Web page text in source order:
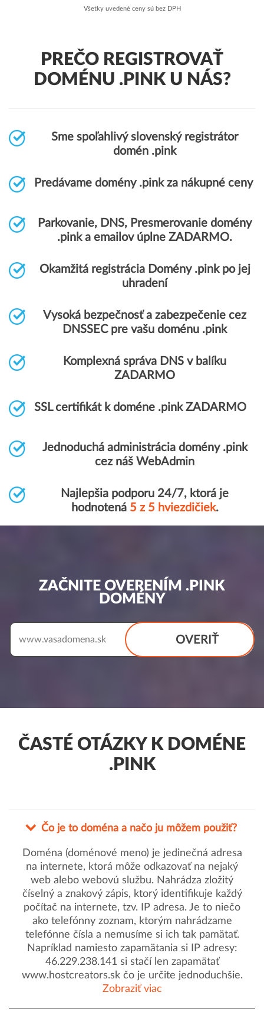
Všetky uvedené ceny sú bez DPH
PREČO REGISTROVAŤ
DOMÉNU .PINK U NÁS?
Sme spoľahlivý slovenský registrátor
domén .pink
Predávame domény .pink za nákupné ceny
Parkovanie, DNS, Presmerovanie domény
.pink a emailov úplne ZADARMO.
Okamžitá registrácia Domény .pink po jej
uhradení
Vysoká bezpečnosť a zabezpečenie cez
DNSSEC pre vašu doménu .pink
Komplexná správa DNS v balíku
ZADARMO
SSL certifikát k doméne .pink ZADARMO
Jednoduchá administrácia domény .pink
cez náš WebAdmin
Najlepšia podporu 24/7, ktorá je
hodnotená 5 z 5 hviezdičiek.
ZAČNITE OVERENÍM .PINK
DOMÉNY
OVERIŤ
www.
ČASTÉ OTÁZKY K DOMÉNE
.PINK
Čo je to doména a načo ju môžem použiť?
Doména (doménové meno) je jedinečná adresa
na internete, ktorá môže odkazovať na nejaký
web alebo webovú službu. Nahrádza zložitý
číselný a znakový zápis, ktorý identifikuje každý
počítač na internete, tzv. IP adresa. Je to niečo
ako telefónny zoznam, ktorým nahrádzame
telefónne čísla a nemusíme si ich tak pamätať.
Napríklad namiesto zapamätania si IP adresy:
46.229.238.141 si stačí len zapamätať
www.hostcreators.sk čo je určite jednoduchšie.
Zobraziť viac